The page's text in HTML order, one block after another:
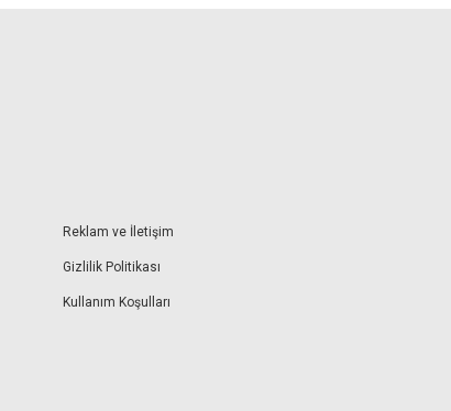
Reklam ve İletişim
Gizlilik Politikası
Kullanım Koşulları